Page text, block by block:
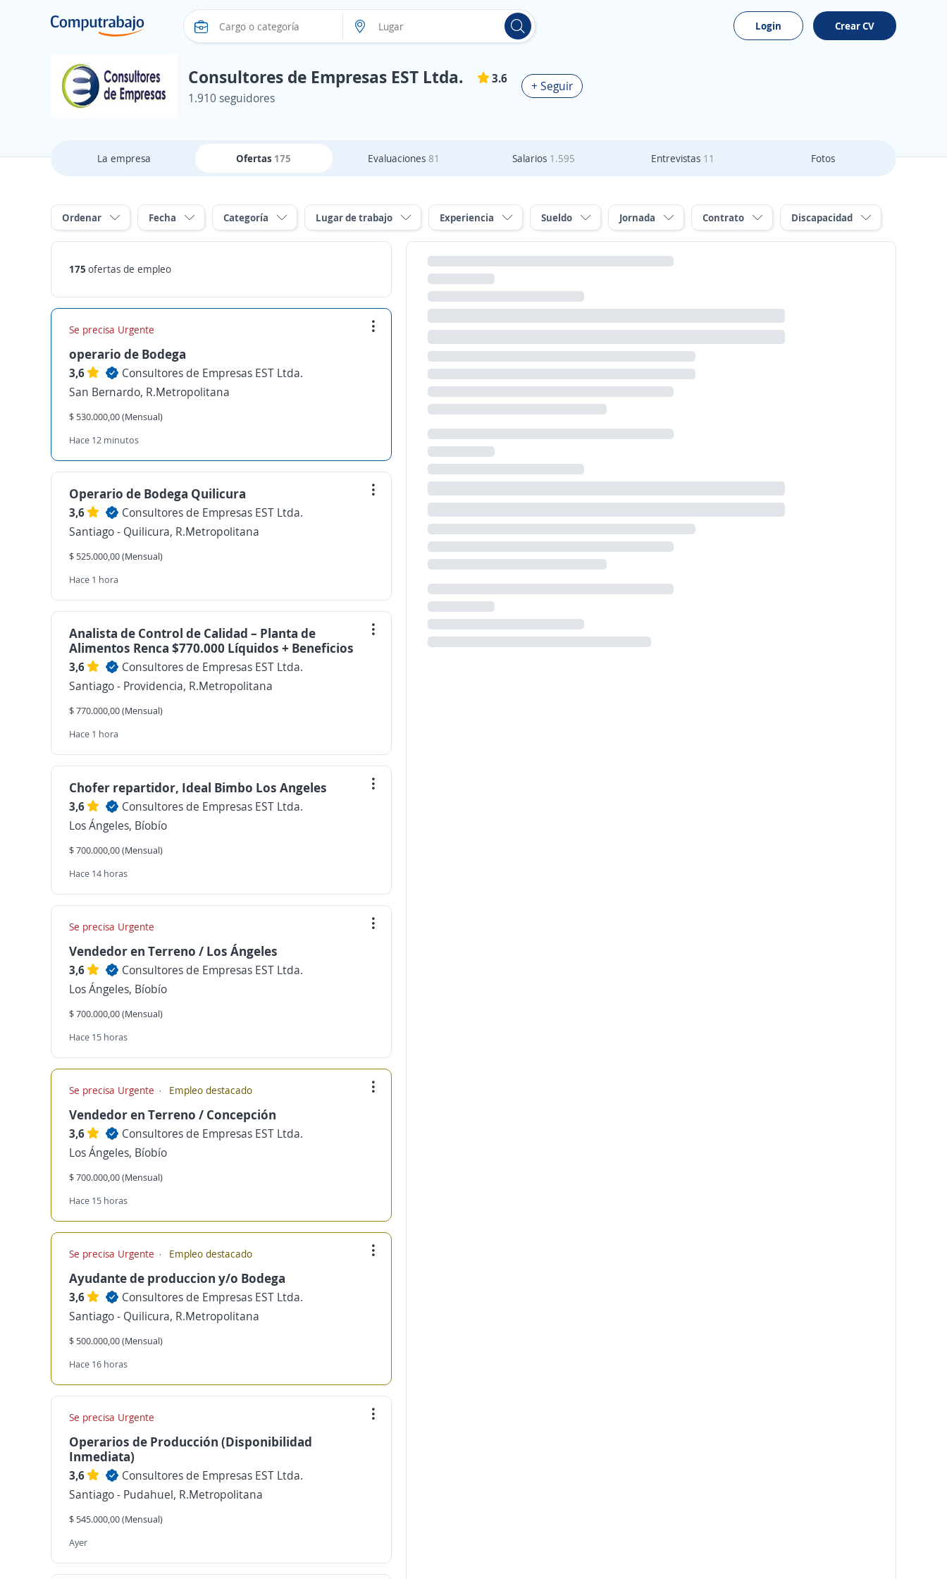
Login Crear CV
Consultores de Empresas EST Ltda.
3.6
1.910 seguidores
+ Seguir
La empresa Ofertas 175 Evaluaciones 81 Salarios 1.595 Entrevistas 11 Fotos
Ordenar Fecha Categoría Lugar de trabajo Experiencia Sueldo Jornada Contrato Discapacidad
175 ofertas de empleo
Se precisa Urgente
operario de Bodega
3,6
Consultores de Empresas EST Ltda.
San Bernardo, R.Metropolitana
$ 530.000,00 (Mensual)
Hace 12 minutos
Operario de Bodega Quilicura
3,6
Consultores de Empresas EST Ltda.
Santiago - Quilicura, R.Metropolitana
$ 525.000,00 (Mensual)
Hace 1 hora
Analista de Control de Calidad – Planta de
Alimentos Renca $770.000 Líquidos + Beneficios
3,6
Consultores de Empresas EST Ltda.
Santiago - Providencia, R.Metropolitana
$ 770.000,00 (Mensual)
Hace 1 hora
Chofer repartidor, Ideal Bimbo Los Angeles
3,6
Consultores de Empresas EST Ltda.
Los Ángeles, Bíobío
$ 700.000,00 (Mensual)
Hace 14 horas
Se precisa Urgente
Vendedor en Terreno / Los Ángeles
3,6
Consultores de Empresas EST Ltda.
Los Ángeles, Bíobío
$ 700.000,00 (Mensual)
Hace 15 horas
Se precisa Urgente Empleo destacado
Vendedor en Terreno / Concepción
3,6
Consultores de Empresas EST Ltda.
Los Ángeles, Bíobío
$ 700.000,00 (Mensual)
Hace 15 horas
Se precisa Urgente Empleo destacado
Ayudante de produccion y/o Bodega
3,6
Consultores de Empresas EST Ltda.
Santiago - Quilicura, R.Metropolitana
$ 500.000,00 (Mensual)
Hace 16 horas
Se precisa Urgente
Operarios de Producción (Disponibilidad
Inmediata)
3,6
Consultores de Empresas EST Ltda.
Santiago - Pudahuel, R.Metropolitana
$ 545.000,00 (Mensual)
Ayer